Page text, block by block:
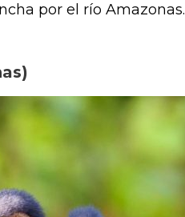
por el río Amazonas.